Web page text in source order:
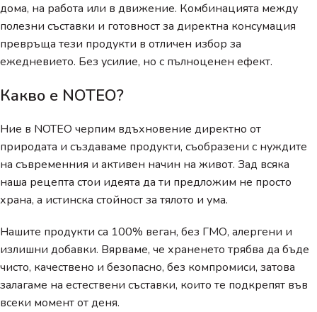
дома, на работа или в движение. Комбинацията между
полезни съставки и готовност за директна консумация
превръща тези продукти в отличен избор за
ежедневието. Без усилие, но с пълноценен ефект.
Какво е NOTEO?
Ние в NOTEO черпим вдъхновение директно от
природата и създаваме продукти, съобразени с нуждите
на съвременния и активен начин на живот. Зад всяка
наша рецепта стои идеята да ти предложим не просто
храна, а истинска стойност за тялото и ума.
Нашите продукти са 100% веган, без ГМО, алергени и
излишни добавки. Вярваме, че храненето трябва да бъде
чисто, качествено и безопасно, без компромиси, затова
залагаме на естествени съставки, които те подкрепят във
всеки момент от деня.